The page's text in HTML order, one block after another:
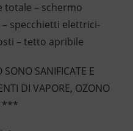
totale – schermo
specchietti elettrici-
– tetto apribile
SANIFICATE E
DI VAPORE, OZONO
***